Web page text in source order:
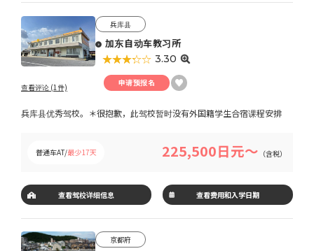
兵库县
加东自动车教习所
★★★★★
☆☆☆☆☆ 3.30
查看评论 (1件) 申请预报名
兵库县优秀驾校。＊很抱歉，此驾校暂时没有外国籍学生合宿课程安排
普通车AT/最少17天 225,500日元～ （含税）
查看驾校详细信息 查看费用和入学日期
京都府